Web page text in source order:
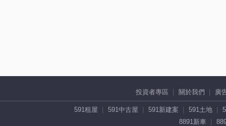
投資者專區 關於我們 廣
591租屋 591中古屋 591新建案 591土地
8891新車